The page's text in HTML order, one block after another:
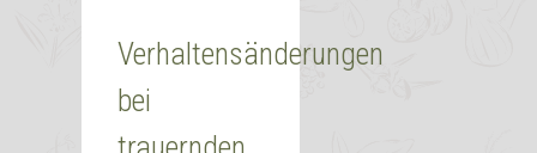
Verhaltensänderungen
bei